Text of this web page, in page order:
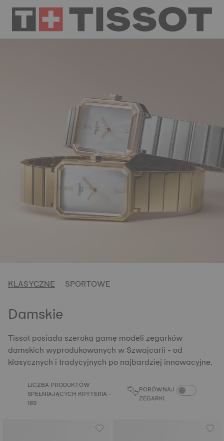
KLASYCZNE SPORTOWE
Damskie
Tissot posiada szeroką gamę modeli zegarków
damskich wyprodukowanych w Szwajcarii - od
klasycznych i tradycyjnych po najbardziej innowacyjne.
LICZBA PRODUKTÓW
SPEŁNIAJĄCYCH KRYTERIA -
189
PORÓWNAJ
ZEGARKI
PORÓWNAJ